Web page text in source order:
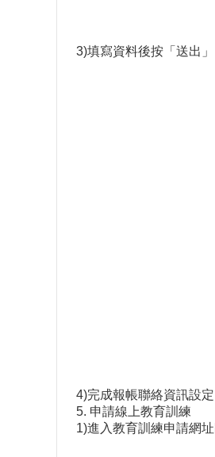
3)填寫資料後按「送出」
4)完成報帳聯絡資訊設定
5. 申請線上教育訓練
1)進入教育訓練申請網址